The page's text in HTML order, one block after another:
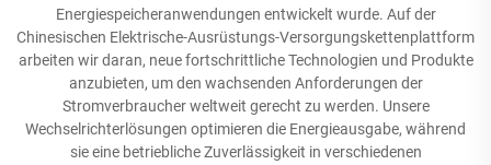
Energiespeicheranwendungen entwickelt wurde. Auf der
Chinesischen Elektrische-Ausrüstungs-Versorgungskettenplattform
arbeiten wir daran, neue fortschrittliche Technologien und Produkte
anzubieten, um den wachsenden Anforderungen der
Stromverbraucher weltweit gerecht zu werden. Unsere
Wechselrichterlösungen optimieren die Energieausgabe, während
sie eine betriebliche Zuverlässigkeit in verschiedenen